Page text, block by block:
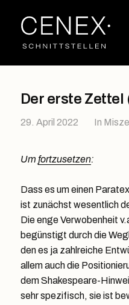
Der erste Zettel
29. April 2022 In
Um fortzusetzen:
Dass es um einen
ist zunächst wesentlich
Die enge Verwobenheit
begünstigt durch die
den es ja zahlreiche
allem auch die
dem Shakespeare-
sehr spezifisch, sie ist